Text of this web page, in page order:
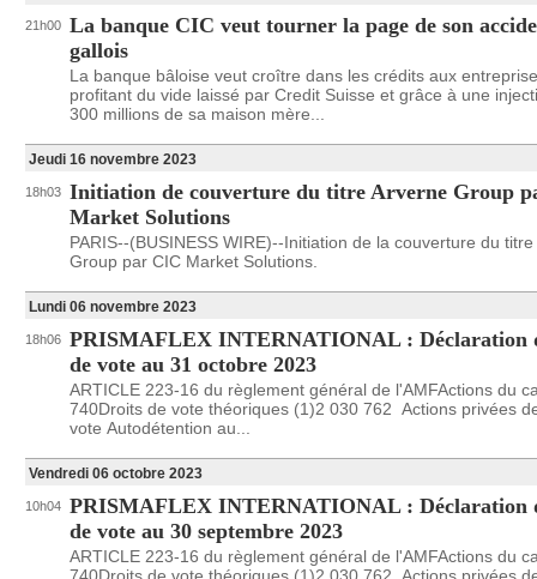
21h00 La banque CIC veut tourner la page de son
gallois
La banque bâloise veut croître dans les crédits aux
profitant du vide laissé par Credit Suisse et grâce à une
300 millions de sa maison mère...
Jeudi 16 novembre 2023
18h03 Initiation de couverture du titre Arverne Group
Market Solutions
PARIS--(BUSINESS WIRE)--Initiation de la couverture du
Group par CIC Market Solutions.
Lundi 06 novembre 2023
18h06 PRISMAFLEX INTERNATIONAL : Déclaration
de vote au 31 octobre 2023
ARTICLE 223-16 du règlement général de l'AMFActions du
740Droits de vote théoriques (1)2 030 762 Actions privées
vote Autodétention au...
Vendredi 06 octobre 2023
10h04 PRISMAFLEX INTERNATIONAL : Déclaration
de vote au 30 septembre 2023
ARTICLE 223-16 du règlement général de l'AMFActions du